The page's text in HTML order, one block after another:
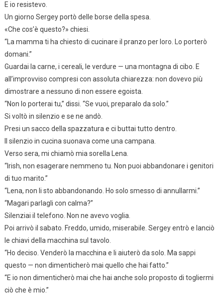
E io resistevo.
Un giorno Sergey portò delle borse della spesa.
«Che cos’è questo?» chiesi.
“La mamma ti ha chiesto di cucinare il pranzo per loro. Lo porterò
domani.”
Guardai la carne, i cereali, le verdure — una montagna di cibo. E
all’improvviso compresi con assoluta chiarezza: non dovevo più
dimostrare a nessuno di non essere egoista.
“Non lo porterai tu,” dissi. “Se vuoi, preparalo da solo.”
Si voltò in silenzio e se ne andò.
Presi un sacco della spazzatura e ci buttai tutto dentro.
Il silenzio in cucina suonava come una campana.
Verso sera, mi chiamò mia sorella Lena.
“Irish, non esagerare nemmeno tu. Non puoi abbandonare i genitori
di tuo marito.”
“Lena, non li sto abbandonando. Ho solo smesso di annullarmi.”
“Magari parlagli con calma?”
Silenziai il telefono. Non ne avevo voglia.
Poi arrivò il sabato. Freddo, umido, miserabile. Sergey entrò e lanciò
le chiavi della macchina sul tavolo.
“Ho deciso. Venderò la macchina e li aiuterò da solo. Ma sappi
questo — non dimenticherò mai quello che hai fatto.”
“E io non dimenticherò mai che hai anche solo proposto di togliermi
ciò che è mio.”